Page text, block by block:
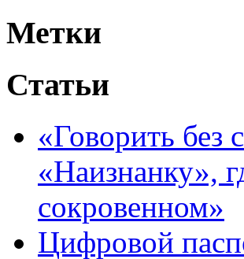
Метки
Статьи
«Говорить без
«Наизнанку»,
сокровенном»
Цифровой